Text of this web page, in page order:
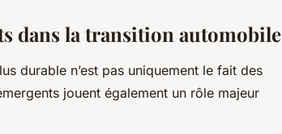
dans la transition automobile
durable n’est pas uniquement le fait des
jouent également un rôle majeur